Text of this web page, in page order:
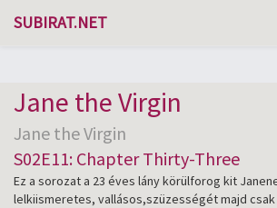
SUBIRAT.NET
Jane the Virgin
Jane the Virgin
S02E11: Chapter Thirty-Three
Ez a sorozat a 23 éves lány körülforog kit
lelkiismeretes, vallásos,szüzességét majd